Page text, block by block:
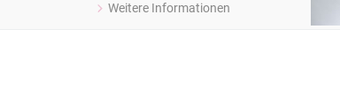
Weitere Informationen
zu Susanne Werner